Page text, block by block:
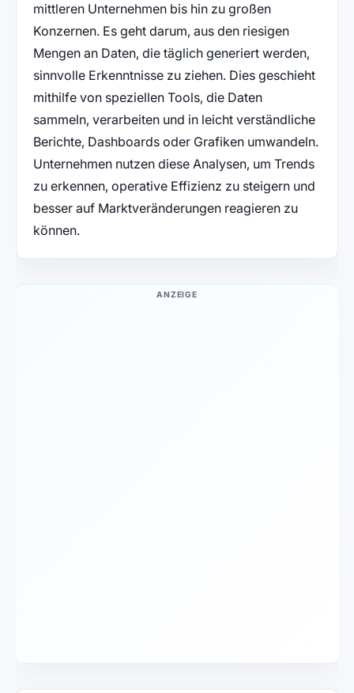
mittleren Unternehmen bis hin zu großen
Konzernen. Es geht darum, aus den riesigen
Mengen an Daten, die täglich generiert werden,
sinnvolle Erkenntnisse zu ziehen. Dies geschieht
mithilfe von speziellen Tools, die Daten
sammeln, verarbeiten und in leicht verständliche
Berichte, Dashboards oder Grafiken umwandeln.
Unternehmen nutzen diese Analysen, um Trends
zu erkennen, operative Effizienz zu steigern und
besser auf Marktveränderungen reagieren zu
können.
ANZEIGE